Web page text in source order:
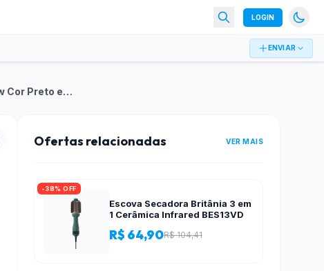
LOGIN
ENVIAR
Britânia Escova Secadora Bec02pr 4 Em 1 1300w Cor Preto e Rosa
Ofertas relacionadas VER MAIS
-38% OFF
Escova Secadora Britânia 3 em
1 Cerâmica Infrared BES13VD
R$ 64,90R$ 104,41